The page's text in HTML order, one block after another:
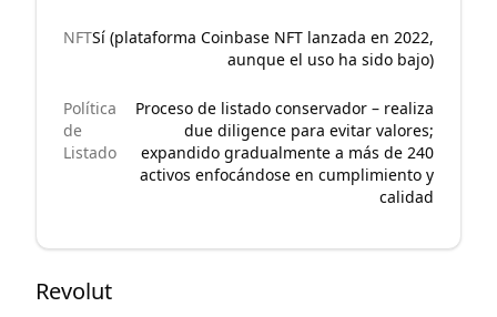
NFTSí (plataforma Coinbase NFT lanzada en 2022,
aunque el uso ha sido bajo)
Política
de
Listado
Proceso de listado conservador – realiza
due diligence para evitar valores;
expandido gradualmente a más de 240
activos enfocándose en cumplimiento y
calidad
Revolut